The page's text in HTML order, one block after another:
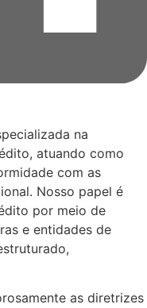
na
atuando como
com as
Nosso papel é
por meio de
e entidades de
as diretrizes